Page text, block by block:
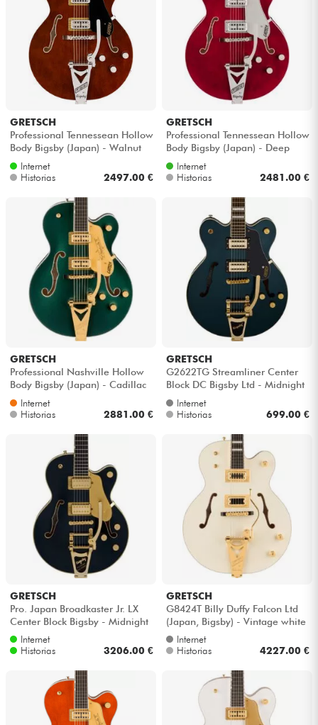
GRETSCH
Professional Tennessean Hollow
Body Bigsby (Japan) - Walnut
stainInternet
Historias
2497.00 €
GRETSCH
Professional Tennessean Hollow
Body Bigsby (Japan) - Deep
cherry stain
Internet
Historias
2481.00 €
GRETSCH
Professional Nashville Hollow
Body Bigsby (Japan) - Cadillac
greenInternet
Historias
2881.00 €
GRETSCH
G2622TG Streamliner Center
Block DC Bigsby Ltd - Midnight
sapphire
Internet
Historias
699.00 €
GRETSCH
Pro. Japan Broadkaster Jr. LX
Center Block Bigsby - Midnight
sapphire
Internet
Historias
3206.00 €
GRETSCH
G8424T Billy Duffy Falcon Ltd
(Japan, Bigsby) - Vintage white
Internet
Historias
4227.00 €